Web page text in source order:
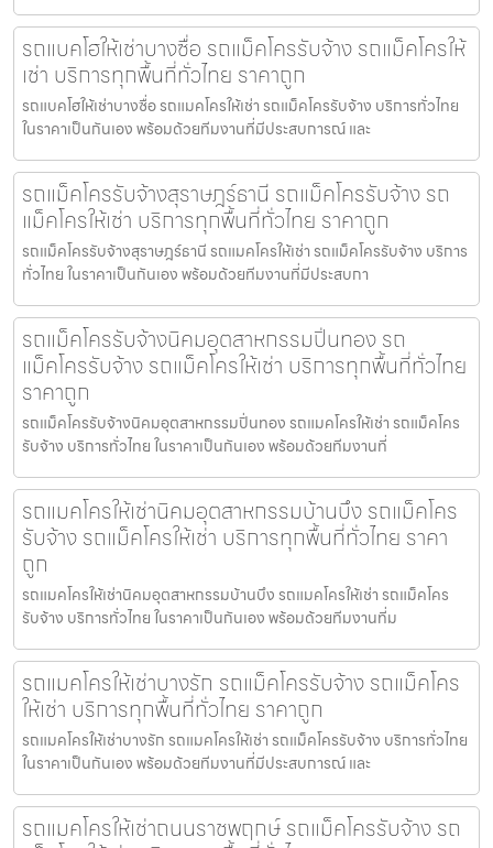
รถแบคโฮให้เช่าบางซื่อ รถแม็คโครรับจ้าง รถแม็คโครให้
เช่า บริการทุกพื้นที่ทั่วไทย ราคาถูก
รถแบคโฮให้เช่าบางซื่อ รถแมคโครให้เช่า รถแม็คโครรับจ้าง บริการทั่วไทย
ในราคาเป็นกันเอง พร้อมด้วยทีมงานที่มีประสบการณ์ และ
รถแม็คโครรับจ้างสุราษฎร์ธานี รถแม็คโครรับจ้าง รถ
แม็คโครให้เช่า บริการทุกพื้นที่ทั่วไทย ราคาถูก
รถแม็คโครรับจ้างสุราษฎร์ธานี รถแมคโครให้เช่า รถแม็คโครรับจ้าง บริการ
ทั่วไทย ในราคาเป็นกันเอง พร้อมด้วยทีมงานที่มีประสบกา
รถแม็คโครรับจ้างนิคมอุตสาหกรรมปิ่นทอง รถ
แม็คโครรับจ้าง รถแม็คโครให้เช่า บริการทุกพื้นที่ทั่วไทย
ราคาถูก
รถแม็คโครรับจ้างนิคมอุตสาหกรรมปิ่นทอง รถแมคโครให้เช่า รถแม็คโคร
รับจ้าง บริการทั่วไทย ในราคาเป็นกันเอง พร้อมด้วยทีมงานที่
รถแมคโครให้เช่านิคมอุตสาหกรรมบ้านบึง รถแม็คโคร
รับจ้าง รถแม็คโครให้เช่า บริการทุกพื้นที่ทั่วไทย ราคา
ถูก
รถแมคโครให้เช่านิคมอุตสาหกรรมบ้านบึง รถแมคโครให้เช่า รถแม็คโคร
รับจ้าง บริการทั่วไทย ในราคาเป็นกันเอง พร้อมด้วยทีมงานที่ม
รถแมคโครให้เช่าบางรัก รถแม็คโครรับจ้าง รถแม็คโคร
ให้เช่า บริการทุกพื้นที่ทั่วไทย ราคาถูก
รถแมคโครให้เช่าบางรัก รถแมคโครให้เช่า รถแม็คโครรับจ้าง บริการทั่วไทย
ในราคาเป็นกันเอง พร้อมด้วยทีมงานที่มีประสบการณ์ และ
รถแมคโครให้เช่าถนนราชพฤกษ์ รถแม็คโครรับจ้าง รถ